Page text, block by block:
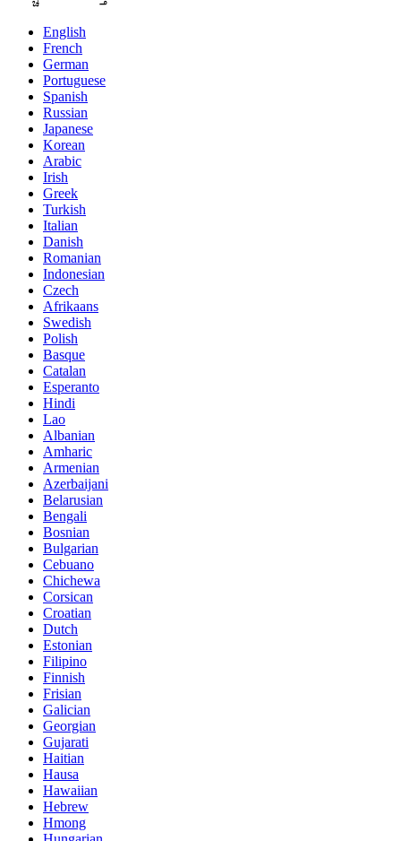
English
French
German
Portuguese
Spanish
Russian
Japanese
Korean
Arabic
Irish
Greek
Turkish
Italian
Danish
Romanian
Indonesian
Czech
Afrikaans
Swedish
Polish
Basque
Catalan
Esperanto
Hindi
Lao
Albanian
Amharic
Armenian
Azerbaijani
Belarusian
Bengali
Bosnian
Bulgarian
Cebuano
Chichewa
Corsican
Croatian
Dutch
Estonian
Filipino
Finnish
Frisian
Galician
Georgian
Gujarati
Haitian
Hausa
Hawaiian
Hebrew
Hmong